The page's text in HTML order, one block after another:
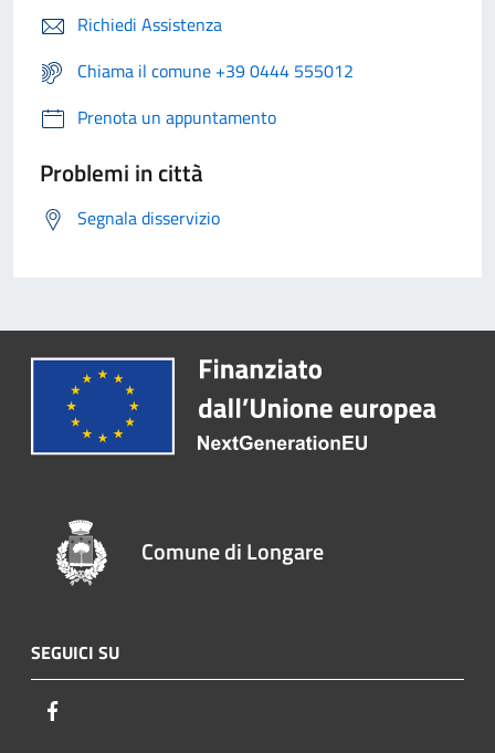
Richiedi Assistenza
Chiama il comune +39 0444 555012
Prenota un appuntamento
Problemi in città
Segnala disservizio
Comune di Longare
SEGUICI SU